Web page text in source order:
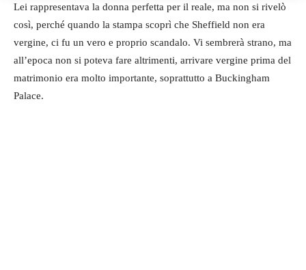
Lei rappresentava la donna perfetta per il reale, ma non si rivelò
così, perché quando la stampa scoprì che Sheffield non era
vergine, ci fu un vero e proprio scandalo. Vi sembrerà strano, ma
all’epoca non si poteva fare altrimenti, arrivare vergine prima del
matrimonio era molto importante, soprattutto a Buckingham
Palace.